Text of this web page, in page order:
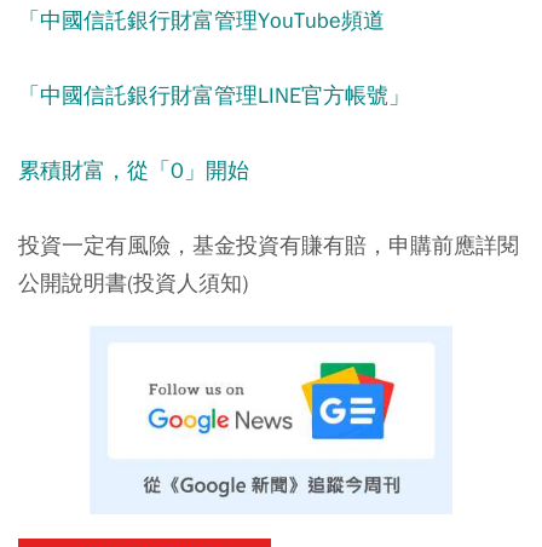
「中國信託銀行財富管理YouTube頻道
「中國信託銀行財富管理LINE官方帳號」
累積財富，從「0」開始
投資一定有風險，基金投資有賺有賠，申購前應詳閱
公開說明書(投資人須知)